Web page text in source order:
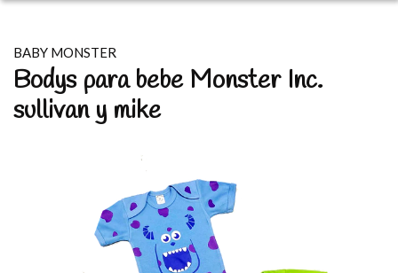
BABY MONSTER
Bodys para bebe Monster Inc.
sullivan y mike